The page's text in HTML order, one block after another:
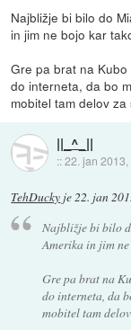
Najbližje bi bilo do
in jim ne bojo kar
Gre pa brat na
do interneta, da bo
mobitel tam delov za
||_^_||
::22. jan 2013,
TehDucky je22. jan
Najbližje bi bilo
Amerika in jim
Gre pa brat na
do interneta, da
mobitel tam delov